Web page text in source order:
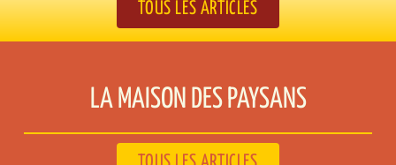
TOUS LES ARTICLES
LA MAISON DES PAYSANS​